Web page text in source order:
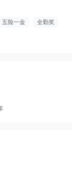
五险一金 全勤奖